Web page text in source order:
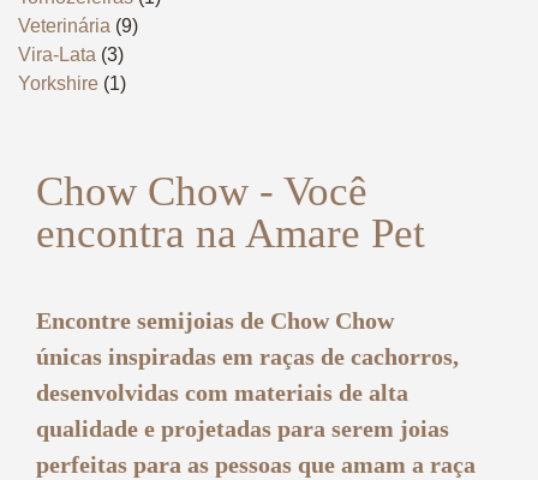
Veterinária (9)
Vira-Lata (3)
Yorkshire (1)
Chow Chow - Você
encontra na Amare Pet
Encontre semijoias de Chow Chow
únicas inspiradas em raças de cachorros,
desenvolvidas com materiais de alta
qualidade e projetadas para serem joias
perfeitas para as pessoas que amam a raça